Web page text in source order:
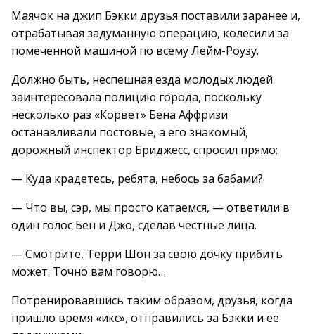
Маячок на джип Бэкки друзья поставили заранее и,
отрабатывая задуманную операцию, колесили за
помеченной машиной по всему Лейм-Роузу.
Должно быть, неспешная езда молодых людей
заинтересовала полицию города, поскольку
несколько раз «Корвет» Бена Аффризи
останавливали постовые, а его знакомый,
дорожный инспектор Бриджесс, спросил прямо:
— Куда крадетесь, ребята, небось за бабами?
— Что вы, сэр, мы просто катаемся, — ответили в
один голос Бен и Джо, сделав честные лица.
— Смотрите, Терри Шон за свою дочку прибить
может. Точно вам говорю…
Потренировавшись таким образом, друзья, когда
пришло время «икс», отправились за Бэкки и ее